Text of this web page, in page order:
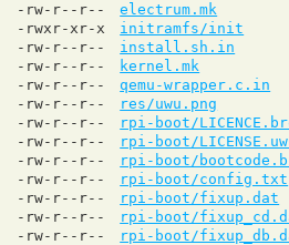
-rw-r--r--
electrum.mk
-rwxr-xr-x
initramfs/init
-rw-r--r--
install.sh.in
-rw-r--r--
kernel.mk
-rw-r--r--
qemu-wrapper.c.in
-rw-r--r--
res/uwu.png
-rw-r--r--
rpi-boot/
-rw-r--r--
rpi-boot/
-rw-r--r--
rpi-boot/
-rw-r--r--
rpi-boot/config.txt
-rw-r--r--
rpi-boot/fixup.dat
-rw-r--r--
rpi-boot/
-rw-r--r--
rpi-boot/